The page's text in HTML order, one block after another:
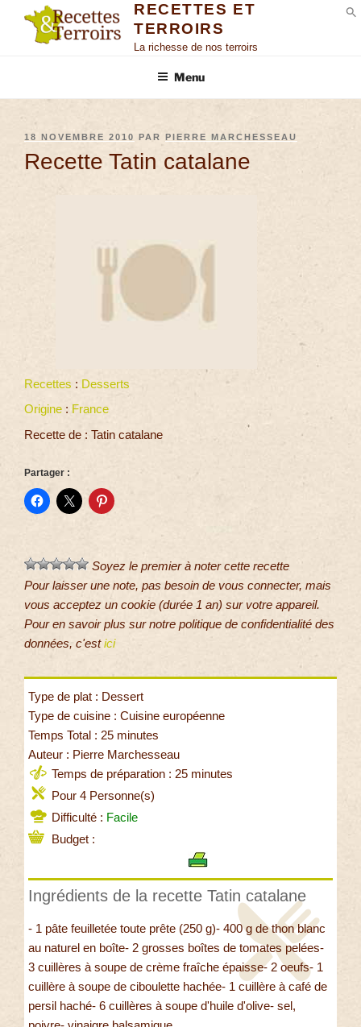
RECETTES ET
TERROIRS
La richesse de nos terroirs
Menu
18 NOVEMBRE 2010 PAR PIERRE MARCHESSEAU
Recette Tatin catalane
Recettes : Desserts
Origine : France
Recette de : Tatin catalane
Partager :
Soyez le premier à noter cette recette
Pour laisser une note, pas besoin de vous connecter, mais
vous acceptez un cookie (durée 1 an) sur votre appareil.
Pour en savoir plus sur notre politique de confidentialité des
données, c'estici
Type de plat : Dessert
Type de cuisine : Cuisine européenne
Temps Total : 25 minutes
Auteur : Pierre Marchesseau
Temps de préparation : 25 minutes
Pour 4 Personne(s)
Difficulté : Facile
Budget :
Ingrédients de la recette Tatin catalane
- 1 pâte feuilletée toute prête (250 g)- 400 g de thon blanc
au naturel en boîte- 2 grosses boîtes de tomates pelées-
3 cuillères à soupe de crème fraîche épaisse- 2 oeufs- 1
cuillère à soupe de ciboulette hachée- 1 cuillère à café de
persil haché- 6 cuillères à soupe d'huile d'olive- sel,